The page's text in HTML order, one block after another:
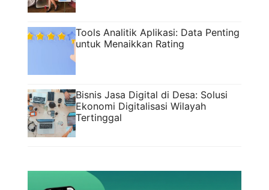
Tools Analitik Aplikasi: Data Penting
untuk Menaikkan Rating
Bisnis Jasa Digital di Desa: Solusi
Ekonomi Digitalisasi Wilayah
Tertinggal